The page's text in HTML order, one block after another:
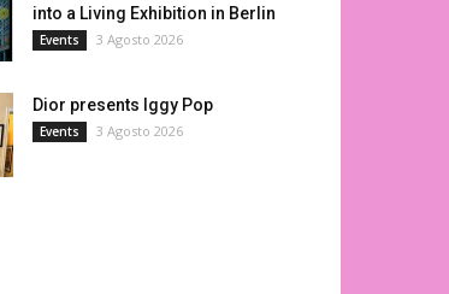
into a Living Exhibition in Berlin
Events 3 Agosto 2026
Dior presents Iggy Pop
Events 3 Agosto 2026